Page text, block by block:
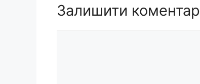
Залишити коментар